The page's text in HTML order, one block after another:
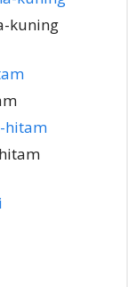
kuning